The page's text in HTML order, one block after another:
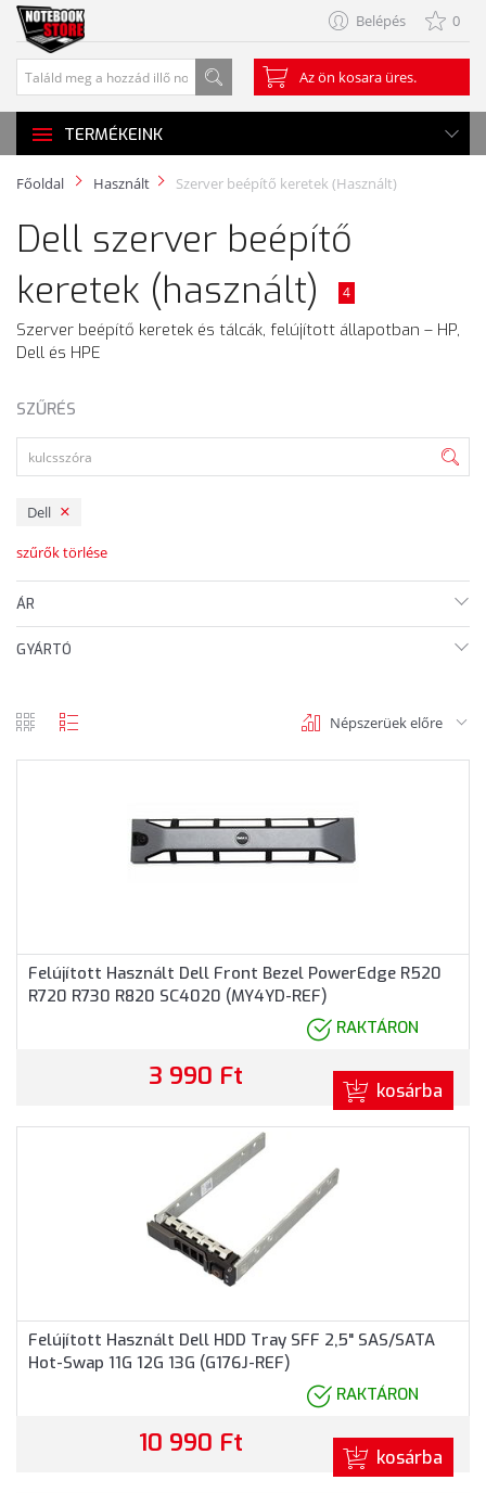
Belépés 0
Az ön kosara üres.
TERMÉKEINK
Főoldal Használt Szerver beépítő keretek (Használt)
Dell szerver beépítő
keretek (használt)
4
Szerver beépítő keretek és tálcák, felújított állapotban – HP,
Dell és HPE
SZŰRÉS
Dell
szűrők törlése
ÁR
GYÁRTÓ
Népszerüek előre
Felújított Használt Dell Front Bezel PowerEdge R520
R720 R730 R820 SC4020 (MY4YD-REF)
RAKTÁRON
3 990 Ft kosárba
Felújított Használt Dell HDD Tray SFF 2,5" SAS/SATA
Hot-Swap 11G 12G 13G (G176J-REF)
RAKTÁRON
10 990 Ft kosárba